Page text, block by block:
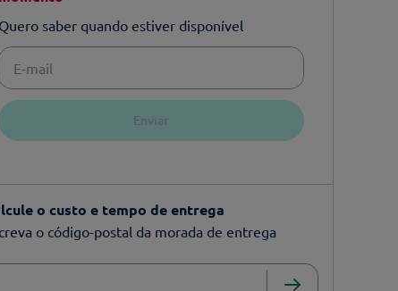
Quero saber quando estiver disponível
Enviar
o custo e tempo de entrega
o código-postal da morada de entrega